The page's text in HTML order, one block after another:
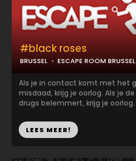
#black roses
BRUSSEL ESCAPE ROOM BRUSSEL
Als je in contact komt met het
misdaad, krijg je oorlog. Als je
drugs belemmert, krijg je oorlog.
LEES MEER!